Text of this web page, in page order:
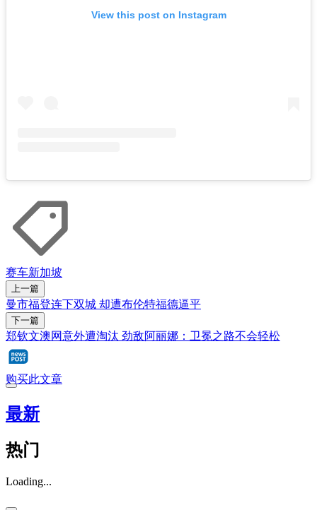
View this post on Instagram
赛车新加坡
上一篇
曼市福登连下双城 却遭布伦特福德逼平
下一篇
郑钦文澳网意外遭淘汰 劲敌阿丽娜：卫冕之路不会轻松
购买此文章
最新
热门
Loading...